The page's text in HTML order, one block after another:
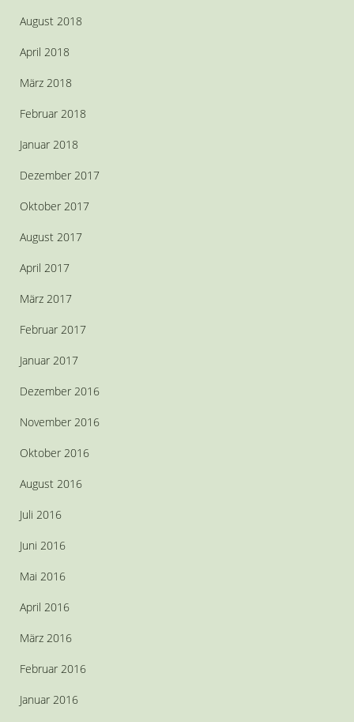
August 2018
April 2018
März 2018
Februar 2018
Januar 2018
Dezember 2017
Oktober 2017
August 2017
April 2017
März 2017
Februar 2017
Januar 2017
Dezember 2016
November 2016
Oktober 2016
August 2016
Juli 2016
Juni 2016
Mai 2016
April 2016
März 2016
Februar 2016
Januar 2016